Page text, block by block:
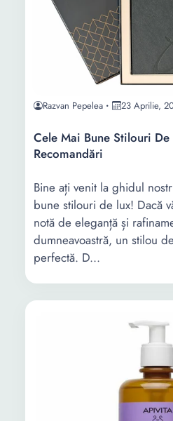
Razvan Pepelea 23 Aprilie,
Cele Mai Bune Stilouri De
Recomandări
Bine ați venit la ghidul
bune stilouri de lux! Dacă
notă de eleganță și
dumneavoastră, un stilou
perfectă. D...